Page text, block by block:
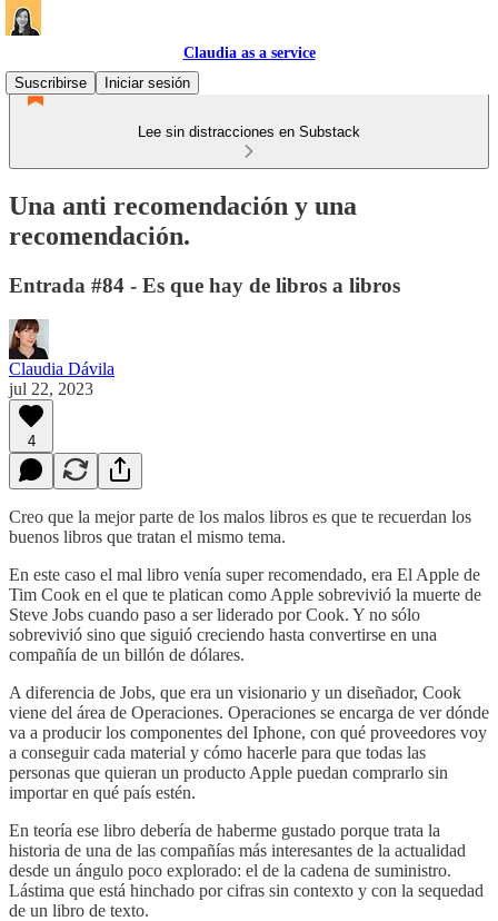
Claudia as a service
Suscribirse
Iniciar sesión
Lee sin distracciones en Substack
Una anti recomendación y una
recomendación.
Entrada #84 - Es que hay de libros a libros
Claudia Dávila
jul 22, 2023
4
Creo que la mejor parte de los malos libros es que te recuerdan los
buenos libros que tratan el mismo tema.
En este caso el mal libro venía super recomendado, era El Apple de
Tim Cook en el que te platican como Apple sobrevivió la muerte de
Steve Jobs cuando paso a ser liderado por Cook. Y no sólo
sobrevivió sino que siguió creciendo hasta convertirse en una
compañía de un billón de dólares.
A diferencia de Jobs, que era un visionario y un diseñador, Cook
viene del área de Operaciones. Operaciones se encarga de ver dónde
va a producir los componentes del Iphone, con qué proveedores voy
a conseguir cada material y cómo hacerle para que todas las
personas que quieran un producto Apple puedan comprarlo sin
importar en qué país estén.
En teoría ese libro debería de haberme gustado porque trata la
historia de una de las compañías más interesantes de la actualidad
desde un ángulo poco explorado: el de la cadena de suministro.
Lástima que está hinchado por cifras sin contexto y con la sequedad
de un libro de texto.